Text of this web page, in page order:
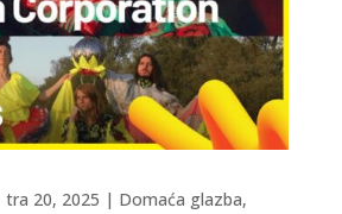
tra 20, 2025 | Domaća glazba,